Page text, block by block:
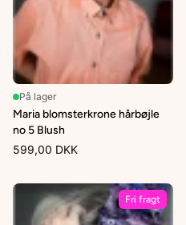
På lager
Maria blomsterkrone hårbøjle
no 5 Blush
599,00 DKK
Fri fragt